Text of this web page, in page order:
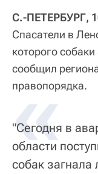
С.-ПЕТЕРБУРГ,
Спасатели в
которого
сообщил
правопорядка.
«
"Сегодня в
области
собак загнала